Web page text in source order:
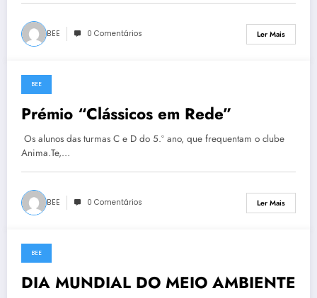
BEE 0 Comentários Ler Mais
5 de Junho, 2023
BEE
Prémio “Clássicos em Rede”
Os alunos das turmas C e D do 5.º ano, que frequentam o clube
Anima.Te,…
BEE 0 Comentários Ler Mais
5 de Junho, 2023
BEE
DIA MUNDIAL DO MEIO AMBIENTE